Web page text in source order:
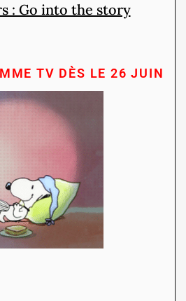
: Go into the story
TV DÈS LE 26 JUIN